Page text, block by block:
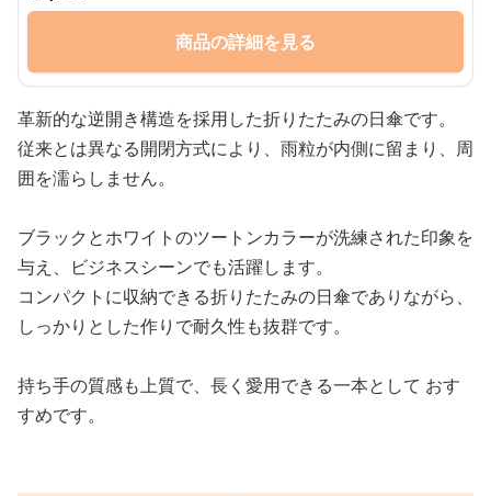
商品の詳細を見る
革新的な逆開き構造を採用した折りたたみの日傘です。
従来とは異なる開閉方式により、雨粒が内側に留まり、周
囲を濡らしません。
ブラックとホワイトのツートンカラーが洗練された印象を
与え、ビジネスシーンでも活躍します。
コンパクトに収納できる折りたたみの日傘でありながら、
しっかりとした作りで耐久性も抜群です。
持ち手の質感も上質で、長く愛用できる一本として おす
すめです。